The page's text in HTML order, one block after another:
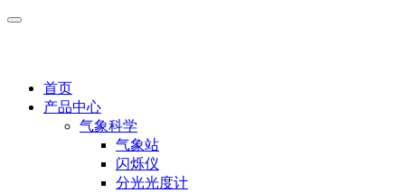
首页
产品中心
气象科学
气象站
闪烁仪
分光光度计